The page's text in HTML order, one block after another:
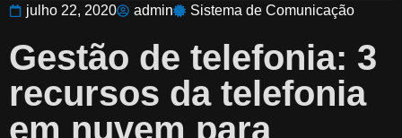
julho 22, 2020 admin Sistema de Comunicação
Gestão de telefonia: 3
recursos da telefonia
em nuvem para